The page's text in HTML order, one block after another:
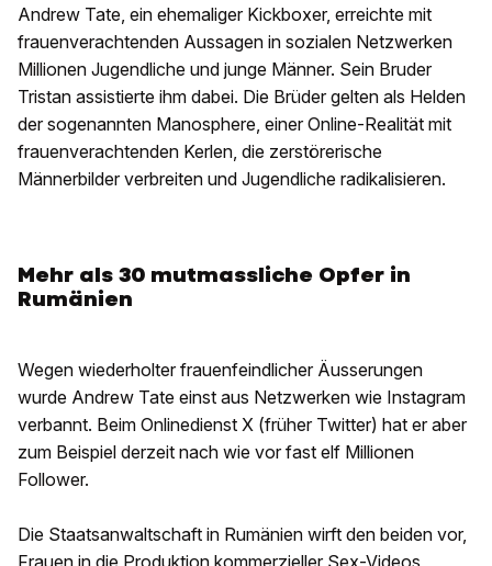
Andrew Tate, ein ehemaliger Kickboxer, erreichte mit
frauenverachtenden Aussagen in sozialen Netzwerken
Millionen Jugendliche und junge Männer. Sein Bruder
Tristan assistierte ihm dabei. Die Brüder gelten als Helden
der sogenannten Manosphere, einer Online-Realität mit
frauenverachtenden Kerlen, die zerstörerische
Männerbilder verbreiten und Jugendliche radikalisieren.
Mehr als 30 mutmassliche Opfer in
Rumänien
Wegen wiederholter frauenfeindlicher Äusserungen
wurde Andrew Tate einst aus Netzwerken wie Instagram
verbannt. Beim Onlinedienst X (früher Twitter) hat er aber
zum Beispiel derzeit nach wie vor fast elf Millionen
Follower.
Die Staatsanwaltschaft in Rumänien wirft den beiden vor,